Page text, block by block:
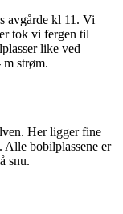
avgårde kl 11. Vi
tok vi fergen til
like ved
m strøm.
Her ligger fine
Alle bobilplassene er
snu.